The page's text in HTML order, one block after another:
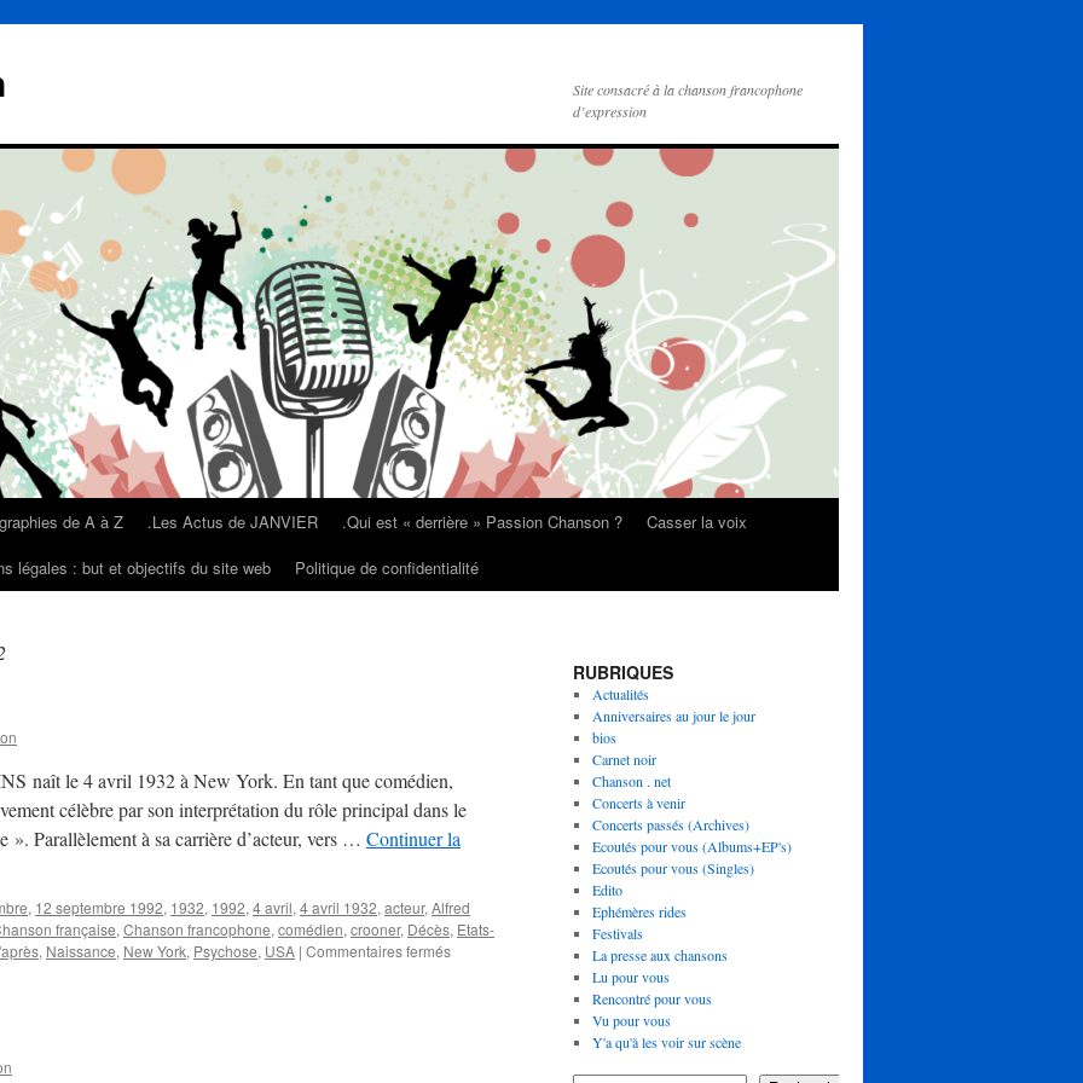
Site consacré à la chanson francophone
d’expression
de A à Z .Les Actus de JANVIER .Qui est « derrière » Passion Chanson ?
Casser la voix
légales : but et objectifs du site web Politique de confidentialité
naît le 4 avril 1932 à New York. En tant que comédien,
célèbre par son interprétation du rôle principal dans le
Parallèlement à sa carrière d’acteur, vers … Continuer la
, 12 septembre 1992, 1932, 1992, 4 avril, 4 avril 1932, acteur, Alfred
française, Chanson francophone, comédien, crooner, Décès, Etats-
, Naissance, New York, Psychose, USA | Commentaires ferméssur
RUBRIQUES
Actualités
Anniversaires au jour le jour
bios
Carnet noir
Chanson . net
Concerts à venir
Concerts passés (Archives)
Ecoutés pour vous (Albums+EP's)
Ecoutés pour vous (Singles)
Edito
Ephémères rides
Festivals
La presse aux chansons
Lu pour vous
Rencontré pour vous
Vu pour vous
Y'a qu'à les voir sur scène